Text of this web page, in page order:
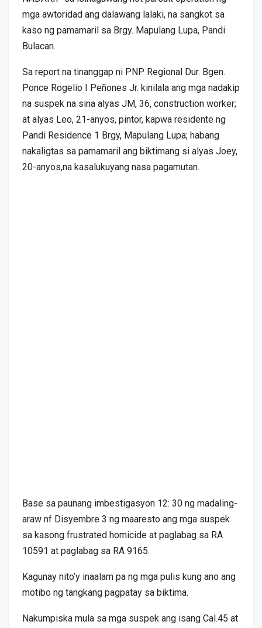
mga awtoridad ang dalawang lalaki, na sangkot sa
kaso ng pamamaril sa Brgy. Mapulang Lupa, Pandi
Bulacan.
Sa report na tinanggap ni PNP Regional Dur. Bgen.
Ponce Rogelio I Peñones Jr. kinilala ang mga nadakip
na suspek na sina alyas JM, 36, construction worker;
at alyas Leo, 21-anyos, pintor, kapwa residente ng
Pandi Residence 1 Brgy, Mapulang Lupa; habang
nakaligtas sa pamamaril ang biktimang si alyas Joey,
20-anyos,na kasalukuyang nasa pagamutan.
Base sa paunang imbestigasyon 12: 30 ng madaling-
araw nf Disyembre 3 ng maaresto ang mga suspek
sa kasong frustrated homicide at paglabag sa RA
10591 at paglabag sa RA 9165.
Kagunay nito’y inaalam pa ng mga pulis kung ano ang
motibo ng tangkang pagpatay sa biktima.
Nakumpiska mula sa mga suspek ang isang Cal.45 at